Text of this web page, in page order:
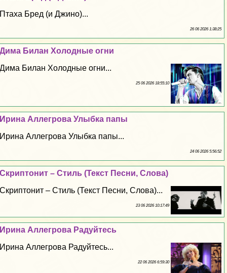
Птаха Бред (и Джино)...
26 06 2026 1:38:25
Дима Билан Холодные огни
Дима Билан Холодные огни...
25 06 2026 18:55:10
Ирина Аллегрова Улыбка папы
Ирина Аллегрова Улыбка папы...
24 06 2026 5:56:52
Скриптонит – Стиль (Текст Песни, Слова)
Скриптонит – Стиль (Текст Песни, Слова)...
23 06 2026 10:17:49
Ирина Аллегрова Радуйтесь
Ирина Аллегрова Радуйтесь...
22 06 2026 6:59:30